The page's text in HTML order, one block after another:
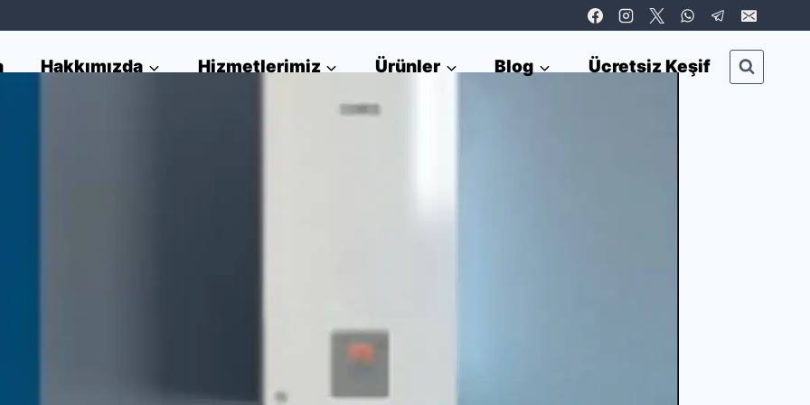
Hakkımızda Hizmetlerimiz Ürünler Blog Ücretsiz Keşif